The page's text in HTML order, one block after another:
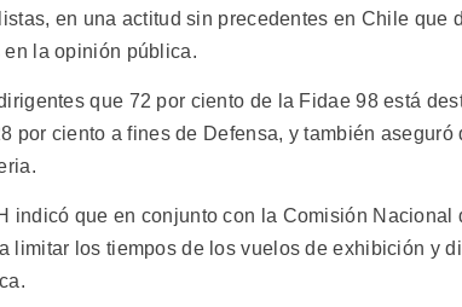
en una actitud sin precedentes en Chile que
la opinión pública.
que 72 por ciento de la Fidae 98 está
por ciento a fines de Defensa, y también aseguró
indicó que en conjunto con la Comisión Nacional
limitar los tiempos de los vuelos de exhibición y